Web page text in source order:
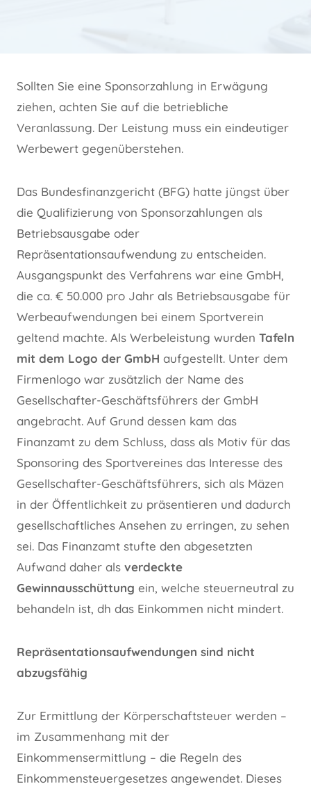
Sollten Sie eine Sponsorzahlung in Erwägung
ziehen, achten Sie auf die betriebliche
Veranlassung. Der Leistung muss ein eindeutiger
Werbewert gegenüberstehen.
Das Bundesfinanzgericht (BFG) hatte jüngst über
die Qualifizierung von Sponsorzahlungen als
Betriebsausgabe oder
Repräsentationsaufwendung zu entscheiden.
Ausgangspunkt des Verfahrens war eine GmbH,
die ca. € 50.000 pro Jahr als Betriebsausgabe für
Werbeaufwendungen bei einem Sportverein
geltend machte. Als Werbeleistung wurden Tafeln
mit dem Logo der GmbH aufgestellt. Unter dem
Firmenlogo war zusätzlich der Name des
Gesellschafter-Geschäftsführers der GmbH
angebracht. Auf Grund dessen kam das
Finanzamt zu dem Schluss, dass als Motiv für das
Sponsoring des Sportvereines das Interesse des
Gesellschafter-Geschäftsführers, sich als Mäzen
in der Öffentlichkeit zu präsentieren und dadurch
gesellschaftliches Ansehen zu erringen, zu sehen
sei. Das Finanzamt stufte den abgesetzten
Aufwand daher als verdeckte
Gewinnausschüttung ein, welche steuerneutral zu
behandeln ist, dh das Einkommen nicht mindert.
Repräsentationsaufwendungen sind nicht
abzugsfähig
Zur Ermittlung der Körperschaftsteuer werden –
im Zusammenhang mit der
Einkommensermittlung – die Regeln des
Einkommensteuergesetzes angewendet. Dieses